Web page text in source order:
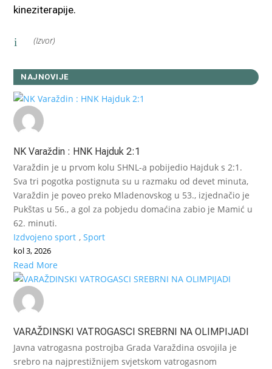
kineziterapije.
i (Izvor)
NAJNOVIJE
NK Varaždin : HNK Hajduk 2:1
Varaždin je u prvom kolu SHNL-a pobijedio Hajduk s 2:1.
Sva tri pogotka postignuta su u razmaku od devet minuta,
Varaždin je poveo preko Mladenovskog u 53., izjednačio je
Pukštas u 56., a gol za pobjedu domaćina zabio je Mamić u
62. minuti.
Izdvojeno sport ,Sport
kol 3, 2026
Read More
VARAŽDINSKI VATROGASCI SREBRNI NA OLIMPIJADI
Javna vatrogasna postrojba Grada Varaždina osvojila je
srebro na najprestižnijem svjetskom vatrogasnom